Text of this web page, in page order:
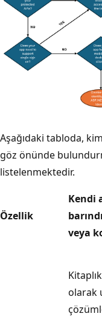
Aşağıdaki tabloda,
göz önünde
listelenmektedir.
Özellik
Kendi
veya
olarak